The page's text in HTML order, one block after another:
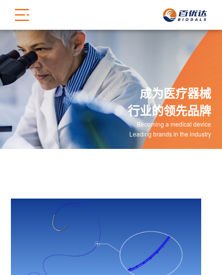
成为医疗器械
行业的领先品牌
Becoming a medical device
Leading brands in the industry